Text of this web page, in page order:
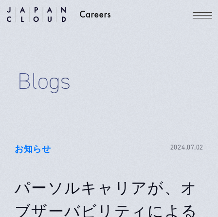
Blogs
お知らせ 2024.07.02
パーソルキャリアが、オ
ブザーバビリティによる